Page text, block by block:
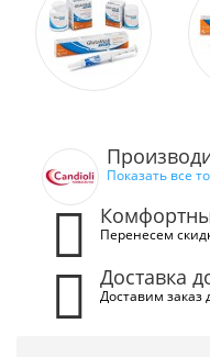
Показать все
Перенесем
Доставка
Доставим